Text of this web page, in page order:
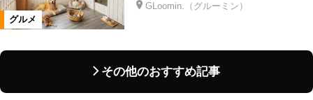
グルメ
GLoomin.（グルーミン）
その他のおすすめ記事